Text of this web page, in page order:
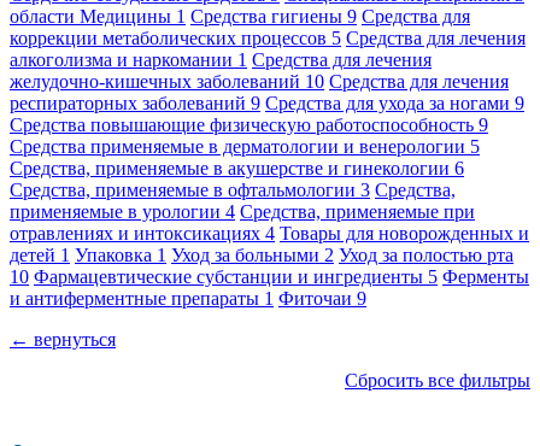
области Медицины 1 Средства гигиены 9 Средства для
коррекции метаболических процессов 5 Средства для лечения
алкоголизма и наркомании 1 Средства для лечения
желудочно-кишечных заболеваний 10 Средства для лечения
респираторных заболеваний 9 Средства для ухода за ногами 9
Средства повышающие физическую работоспособность 9
Средства применяемые в дерматологии и венерологии 5
Средства, применяемые в акушерстве и гинекологии 6
Средства, применяемые в офтальмологии 3 Средства,
применяемые в урологии 4 Средства, применяемые при
отравлениях и интоксикациях 4 Товары для новорожденных и
детей 1 Упаковка 1 Уход за больными 2 Уход за полостью рта
10 Фармацевтические субстанции и ингредиенты 5 Ферменты
и антиферментные препараты 1 Фиточаи 9
← вернуться
Сбросить все фильтры